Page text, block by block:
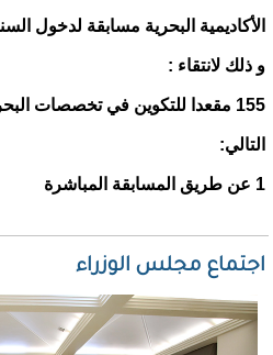
الأكاديمية البحرية مسابقة لدخول السنة
و ذلك لانتقاء :
155 مقعدا للتكوين في تخصصات
التالي:
1 عن طريق المسابقة المباشرة
اجتماع مجلس الوزراء